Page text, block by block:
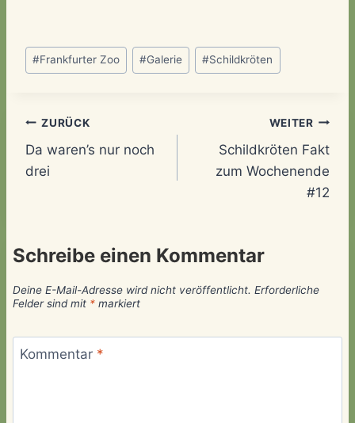
zerstrittene Paar des
Klagenfurter
mehreren Versuchen
beiden Galápagos-
Schildkröten wieder zu
Schlagworte:
#Frankfurter Zoo #Galerie #Schildkröten
Beitragsnavigation
ZURÜCK
Da waren’s nur noch
drei
WEITER
Schildkröten Fakt
zum Wochenende
#12
Schreibe einen Kommentar
Deine E-Mail-Adresse wird nicht veröffentlicht. Erforderliche
Felder sind mit * markiert
Kommentar *